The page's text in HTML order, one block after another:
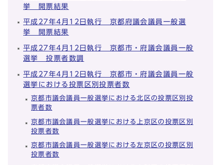
挙 開票結果
平成27年4月12日執行 京都府議会議員一般選
挙 開票結果
平成27年4月12日執行 京都市・府議会議員一般
選挙 投票者数調
平成27年4月12日執行 京都市・府議会議員一般
選挙における投票区別投票者数
京都市議会議員一般選挙における北区の投票区別投
票者数
京都市議会議員一般選挙における上京区の投票区別
投票者数
京都市議会議員一般選挙における左京区の投票区別
投票者数